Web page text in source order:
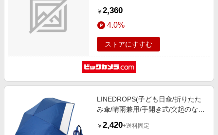
傘 /子供用 /50cm]
￥ 2,360
4.0%
ストアにすすむ
LINEDROPS(子ども日傘/折りたた
み傘/晴雨兼用/手開き式/突起のない
￥ 2,420+送料固定